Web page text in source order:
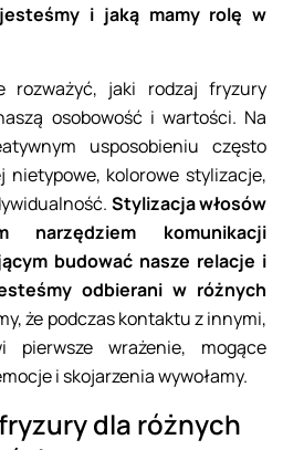
i jaką mamy rolę w
rozważyć, jaki rodzaj fryzury
osobowość i wartości. Na
usposobieniu często
nietypowe, kolorowe stylizacje,
Stylizacja włosów
narzędziem komunikacji
budować nasze relacje i
odbierani w różnych
że podczas kontaktu z innymi,
pierwsze wrażenie, mogące
i skojarzenia wywołamy.
dla różnych